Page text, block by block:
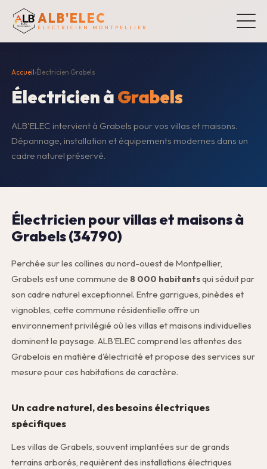
ALB'ELEC
ÉLECTRICIEN MONTPELLIER
Accueil ›Électricien Grabels
Électricien àGrabels
ALB'ELEC intervient à Grabels pour vos villas et maisons.
Dépannage, installation et équipements modernes dans un
cadre naturel préservé.
Électricien pour villas et maisons à
Grabels (34790)
Perchée sur les collines au nord-ouest de Montpellier,
Grabels est une commune de 8 000 habitantsqui séduit par
son cadre naturel exceptionnel. Entre garrigues, pinèdes et
vignobles, cette commune résidentielle offre un
environnement privilégié où les villas et maisons individuelles
dominent le paysage. ALB'ELEC comprend les attentes des
Grabelois en matière d'électricité et propose des services sur
mesure pour ces habitations de caractère.
Un cadre naturel, des besoins électriques
spécifiques
Les villas de Grabels, souvent implantées sur de grands
terrains arborés, requièrent des installations électriques